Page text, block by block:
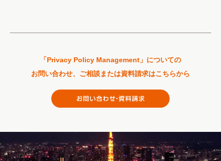
「Privacy Policy Management」についての
お問い合わせ、ご相談または資料請求はこちらから